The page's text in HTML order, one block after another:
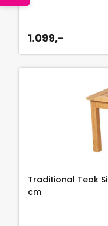
1.099,-
Traditional Teak
cm